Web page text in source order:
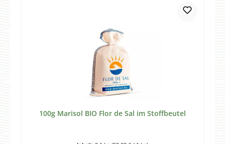
100g Marisol BIO Flor de Sal im Stoffbeutel